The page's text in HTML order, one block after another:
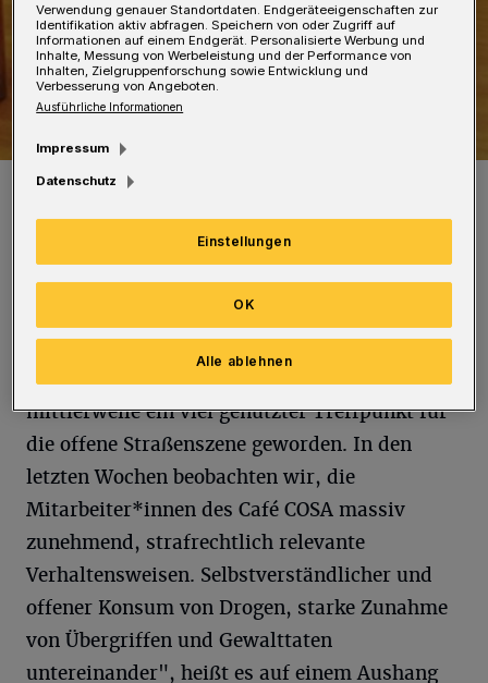
Der Aushang.
,,Der Bereich zwischen Café COSA und
Brandschutzmauer in der Calvinstraße ist
mittlerweile ein viel genutzter Treffpunkt für
die offene Straßenszene geworden. In den
letzten Wochen beobachten wir, die
Mitarbeiter*innen des Café COSA massiv
zunehmend, strafrechtlich relevante
Verhaltensweisen. Selbstverständlicher und
offener Konsum von Drogen, starke Zunahme
von Übergriffen und Gewalttaten
untereinander", heißt es auf einem Aushang
Verwendung genauer Standortdaten. Endgeräteeigenschaften zur
Identifikation aktiv abfragen. Speichern von oder Zugriff auf
Informationen auf einem Endgerät. Personalisierte Werbung und
Inhalte, Messung von Werbeleistung und der Performance von
Inhalten, Zielgruppenforschung sowie Entwicklung und
Verbesserung von Angeboten.
Ausführliche Informationen
Impressum
Datenschutz
Einstellungen
Alle ablehnen
OK